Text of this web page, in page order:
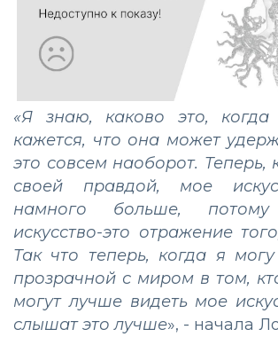
«Я знаю, каково это, когда
кажется, что она может
это совсем наоборот. Теперь,
своей правдой, мое
намного больше,
искусство-это отражение
Так что теперь, когда я
прозрачной с миром в том,
могут лучше видеть мое
слышат это лучше», - начала